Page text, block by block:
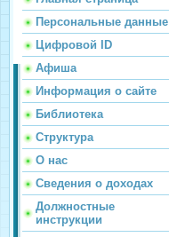
Персональные данные
Цифровой ID
Афиша
Информация о сайте
Библиотека
Структура
О нас
Сведения о доходах
Должностные
инструкции